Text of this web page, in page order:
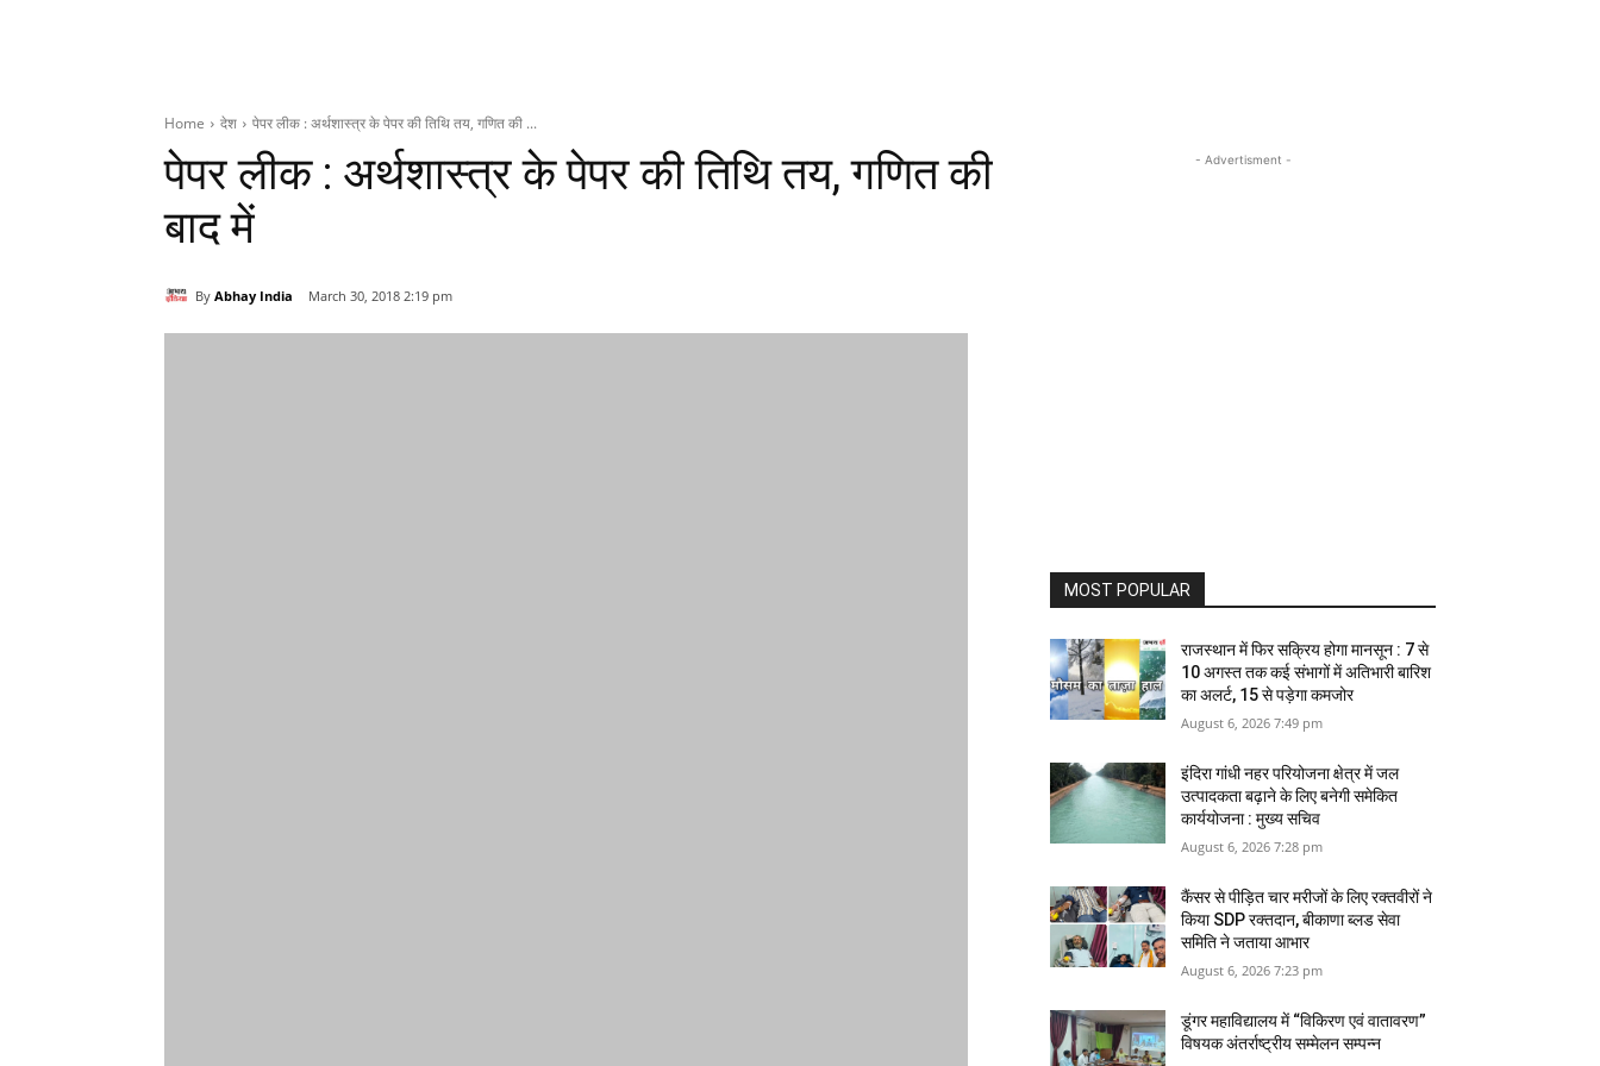
Home देश पेपर लीक : अर्थशास्त्र के पेपर की तिथि तय, गणित की ...
पेपर लीक : अर्थशास्त्र के पेपर की तिथि तय, गणित की
बाद में
By Abhay India March 30, 2018 2:19 pm
- Advertisment -
MOST POPULAR
राजस्थान में फिर सक्रिय होगा मानसून : 7 से
10 अगस्त तक कई संभागों में अतिभारी बारिश
का अलर्ट, 15 से पड़ेगा कमजोर
August 6, 2026 7:49 pm
इंदिरा गांधी नहर परियोजना क्षेत्र में जल
उत्पादकता बढ़ाने के लिए बनेगी समेकित
कार्ययोजना : मुख्य सचिव
August 6, 2026 7:28 pm
कैंसर से पीड़ित चार मरीजों के लिए रक्तवीरों ने
किया SDP रक्तदान, बीकाणा ब्लड सेवा
समिति ने जताया आभार
August 6, 2026 7:23 pm
डूंगर महाविद्यालय में “विकिरण एवं वातावरण”
विषयक अंतर्राष्ट्रीय सम्मेलन सम्पन्न